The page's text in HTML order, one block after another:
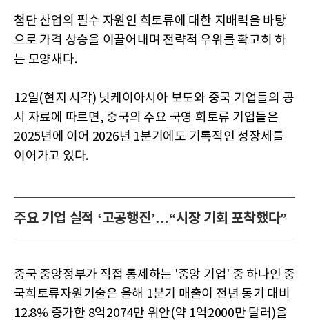
첨단 산업의 필수 자원인 희토류에 대한 지배력을 바탕
으로 가격 상승을 이끌어내며 전략적 우위를 확고히 하
는 모양새다.
12일(현지 시각) 닛케이아시아 보도와 중국 기업들의 공
시 자료에 따르면, 중국의 주요 국영 희토류 기업들은
2025년에 이어 2026년 1분기에도 기록적인 성장세를
이어가고 있다.
주요 기업 실적 ‘고공행진’…“시장 기회 포착했다”
중국 중앙정부가 직접 통제하는 '중앙 기업' 중 하나인 중
국희토류자원기술은 올해 1분기 매출이 전년 동기 대비
12.8% 증가한 8억2074만 위안(약 1억2000만 달러)을